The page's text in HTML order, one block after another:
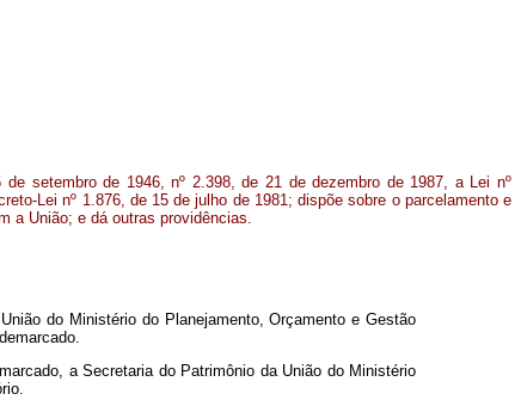
setembro de 1946, nº 2.398, de 21 de dezembro de 1987, a Lei nº
Lei nº 1.876, de 15 de julho de 1981; dispõe sobre o parcelamento e
a União; e dá outras providências.
do Ministério do Planejamento, Orçamento e Gestão
a Secretaria do Patrimônio da União do Ministério